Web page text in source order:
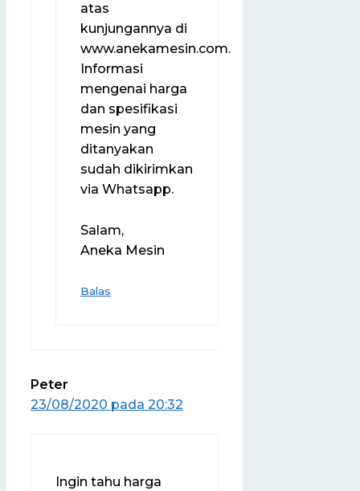
atas
kunjungannya di
www.anekamesin.com.
Informasi
mengenai harga
dan spesifikasi
mesin yang
ditanyakan
sudah dikirimkan
via Whatsapp.
Salam,
Aneka Mesin
Balas
Peter
23/08/2020 pada 20:32
Ingin tahu harga